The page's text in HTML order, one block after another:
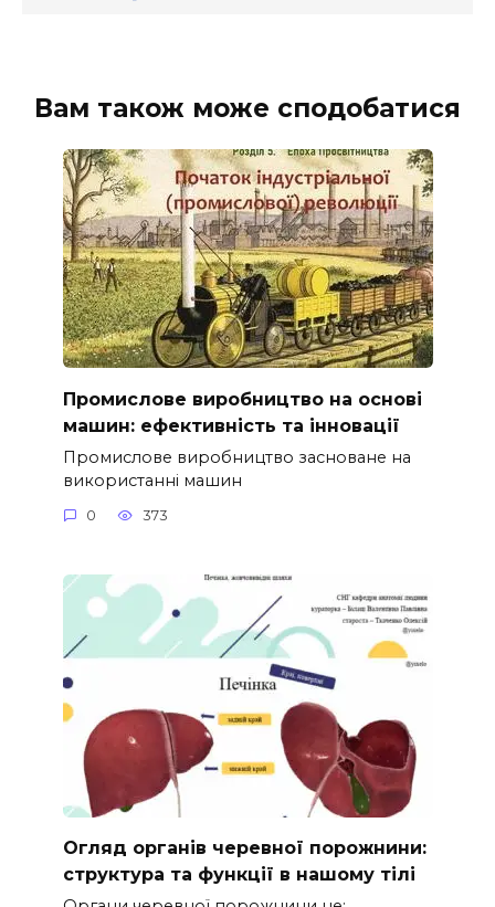
Вам також може сподобатися
Промислове виробництво на основі
машин: ефективність та інновації
Промислове виробництво засноване на
використанні машин
0 373
Огляд органів черевної порожнини:
структура та функції в нашому тілі